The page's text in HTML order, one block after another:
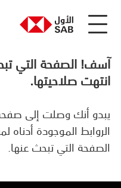
عن
الأول
الأول
للاستثمار
آسف! الصفحة التي
انتهت صلاحيتها.
يبدو أنك وصلت إلى
الروابط الموجودة
الصفحة التي تبحث عنها.